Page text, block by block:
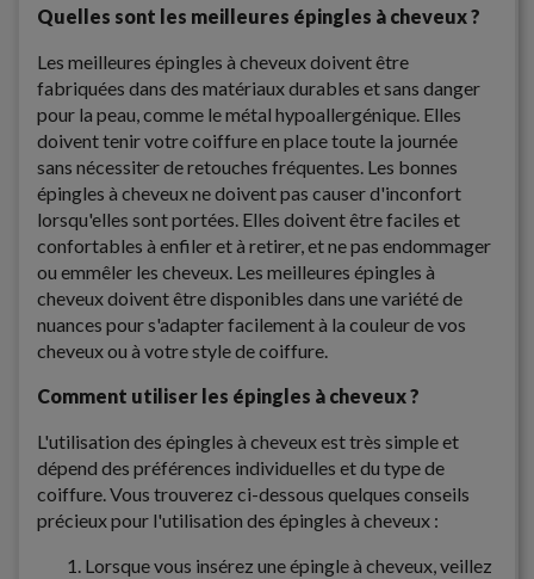
Quelles sont les meilleures épingles à cheveux ?
Les meilleures épingles à cheveux doivent être
fabriquées dans des matériaux durables et sans danger
pour la peau, comme le métal hypoallergénique. Elles
doivent tenir votre coiffure en place toute la journée
sans nécessiter de retouches fréquentes. Les bonnes
épingles à cheveux ne doivent pas causer d'inconfort
lorsqu'elles sont portées. Elles doivent être faciles et
confortables à enfiler et à retirer, et ne pas endommager
ou emmêler les cheveux. Les meilleures épingles à
cheveux doivent être disponibles dans une variété de
nuances pour s'adapter facilement à la couleur de vos
cheveux ou à votre style de coiffure.
Comment utiliser les épingles à cheveux ?
L'utilisation des épingles à cheveux est très simple et
dépend des préférences individuelles et du type de
coiffure. Vous trouverez ci-dessous quelques conseils
précieux pour l'utilisation des épingles à cheveux :
Lorsque vous insérez une épingle à cheveux, veillez